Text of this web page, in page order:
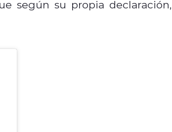
según su propia declaración,